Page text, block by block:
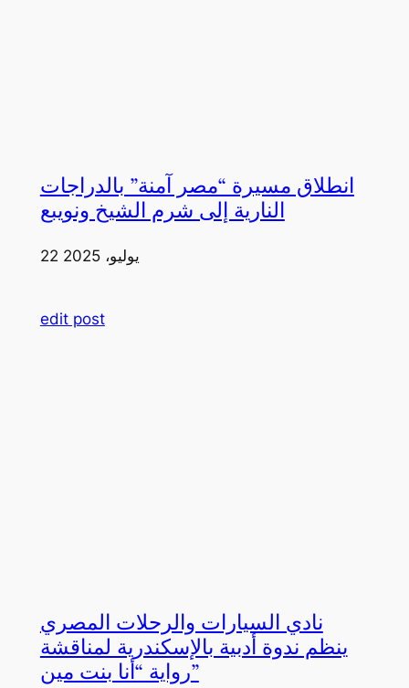
انطلاق مسيرة “مصر آمنة” بالدراجات
النارية إلى شرم الشيخ ونويبع
22 يوليو، 2025
edit post
نادي السيارات والرحلات المصري
ينظم ندوة أدبية بالإسكندرية لمناقشة
رواية “أنا بنت مين”